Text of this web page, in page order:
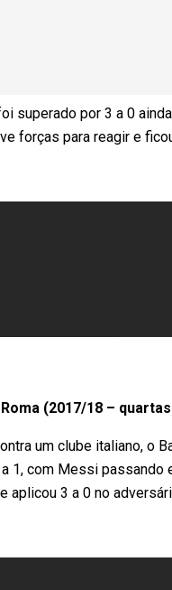
superado por 3 a 0
forças para reagir e
(2017/18 –
um clube italiano, o
1, com Messi passando
aplicou 3 a 0 no